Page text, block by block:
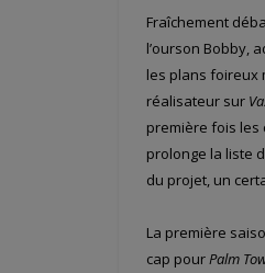
Fraîchement
l’ourson Bobby,
les plans foireux
réalisateur sur
première fois les
prolonge la liste
du projet, un
La première
cap pourPalm